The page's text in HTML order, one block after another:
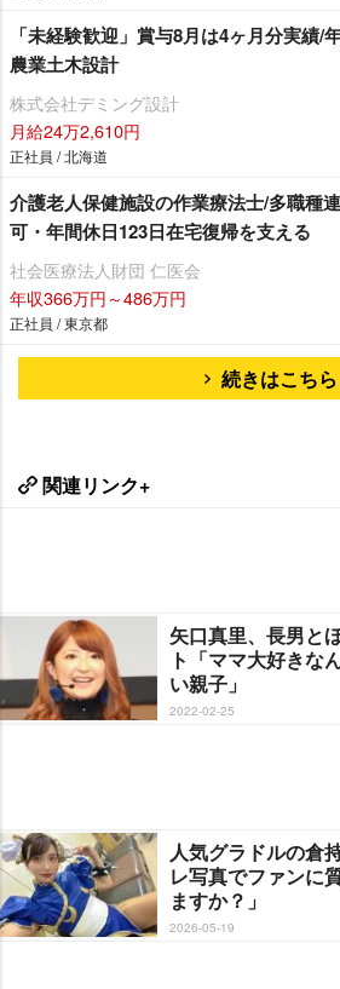
「未経験歓迎」賞与8月は4ヶ月分実績/
農業土木設計
株式会社デミング設計
月給24万2,610円
正社員 / 北海道
介護老人保健施設の作業療法士/多職種
可・年間休日123日在宅復帰を支える
社会医療法人財団 仁医会
年収366万円～486万円
正社員 / 東京都
続きはこちら
関連リンク+
矢口真里、長男と
ト「ママ大好きな
い親子」
2022-02-25
人気グラドルの倉
レ写真でファンに
ますか？」
2026-05-19